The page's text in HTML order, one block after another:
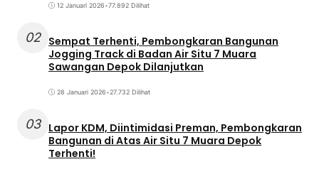
12 Januari 2026•77.892 Dilihat
02 Sempat Terhenti, Pembongkaran Bangunan
Jogging Track di Badan Air Situ 7 Muara
Sawangan Depok Dilanjutkan
28 Januari 2026•27.732 Dilihat
03 Lapor KDM, Diintimidasi Preman, Pembongkaran
Bangunan di Atas Air Situ 7 Muara Depok
Terhenti!